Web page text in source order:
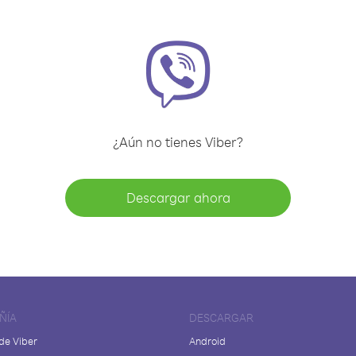
¿Aún no tienes Viber?
Descargar ahora
Viber
DESCARGAR
Android